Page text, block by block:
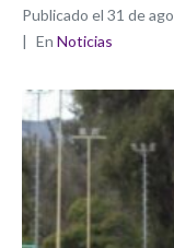
Publicado el 31 de
En Noticias